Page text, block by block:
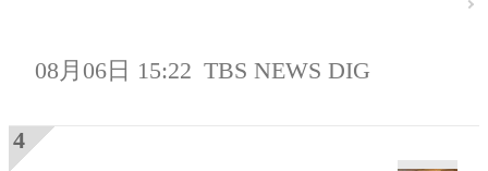
08月06日 15:22 TBS NEWS DIG